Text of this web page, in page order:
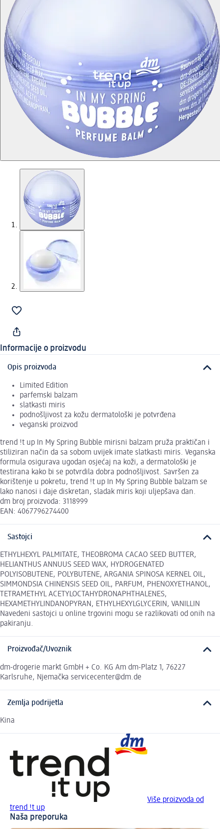
Informacije o proizvodu
Opis proizvoda
Limited Edition
parfemski balzam
slatkasti miris
podnošljivost za kožu dermatološki je potvrđena
veganski proizvod
trend !t up In My Spring Bubble mirisni balzam pruža praktičan i
stiliziran način da sa sobom uvijek imate slatkasti miris. Veganska
formula osigurava ugodan osjećaj na koži, a dermatološki je
testirana kako bi se potvrdila dobra podnošljivost. Savršen za
korištenje u pokretu, trend !t up In My Spring Bubble balzam se
lako nanosi i daje diskretan, sladak miris koji uljepšava dan.
dm broj proizvoda: 3118999
EAN: 4067796274400
Sastojci
ETHYLHEXYL PALMITATE, THEOBROMA CACAO SEED BUTTER,
HELIANTHUS ANNUUS SEED WAX, HYDROGENATED
POLYISOBUTENE, POLYBUTENE, ARGANIA SPINOSA KERNEL OIL,
SIMMONDSIA CHINENSIS SEED OIL, PARFUM, PHENOXYETHANOL,
TETRAMETHYL ACETYLOCTAHYDRONAPHTHALENES,
HEXAMETHYLINDANOPYRAN, ETHYLHEXYLGLYCERIN, VANILLIN
Navedeni sastojci u online trgovini mogu se razlikovati od onih na
pakiranju.
Proizvođač/Uvoznik
dm-drogerie markt GmbH + Co. KG Am dm-Platz 1, 76227
Karlsruhe, Njemačka servicecenter@dm.de
Zemlja podrijetla
Kina
Više proizvoda od
trend !t up
Naša preporuka